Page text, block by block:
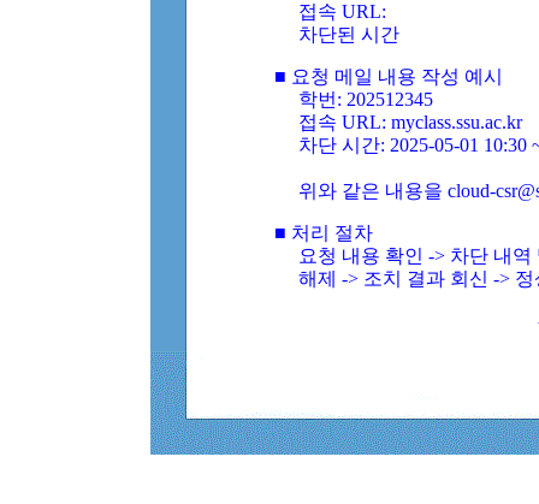
접속 URL:
차단된 시간
■ 요청 메일 내용 작성 예시
학번: 202512345
접속 URL: myclass.ssu.ac.kr
차단 시간: 2025-05-01 10:30
위와 같은 내용을 cloud-
■ 처리 절차
요청 내용 확인 -> 차단 내
해제 -> 조치 결과 회신 ->